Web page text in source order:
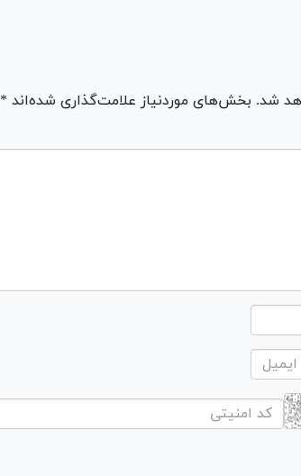
شد. بخش‌های موردنیاز علامت‌گذاری شده‌اند *